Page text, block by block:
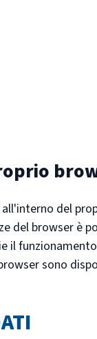
del
del browser è
il
sono